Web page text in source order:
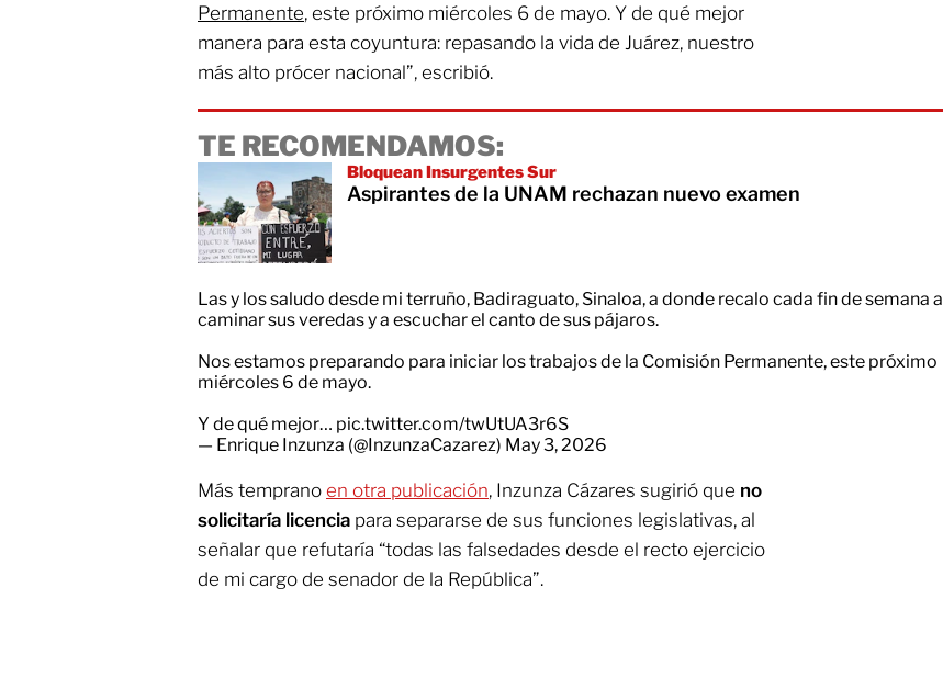
Permanente, este próximo miércoles 6 de mayo. Y de qué mejor
manera para esta coyuntura: repasando la vida de Juárez, nuestro
más alto prócer nacional”, escribió.
TE RECOMENDAMOS:
Bloquean Insurgentes Sur
Aspirantes de la UNAM rechazan nuevo examen
Las y los saludo desde mi terruño, Badiraguato, Sinaloa, a donde recalo cada fin de semana a
caminar sus veredas y a escuchar el canto de sus pájaros.
Nos estamos preparando para iniciar los trabajos de la Comisión Permanente, este próximo
miércoles 6 de mayo.
Y de qué mejor… pic.twitter.com/twUtUA3r6S
— Enrique Inzunza (@InzunzaCazarez) May 3, 2026
Más temprano en otra publicación, Inzunza Cázares sugirió que no
solicitaría licencia para separarse de sus funciones legislativas, al
señalar que refutaría “todas las falsedades desde el recto ejercicio
de mi cargo de senador de la República”.